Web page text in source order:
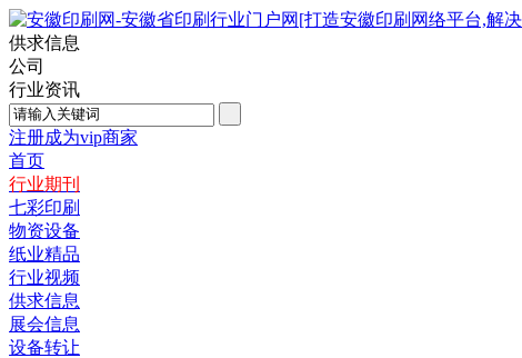
供求信息
公司
行业资讯
注册成为vip商家
首页
行业期刊
七彩印刷
物资设备
纸业精品
行业视频
供求信息
展会信息
设备转让